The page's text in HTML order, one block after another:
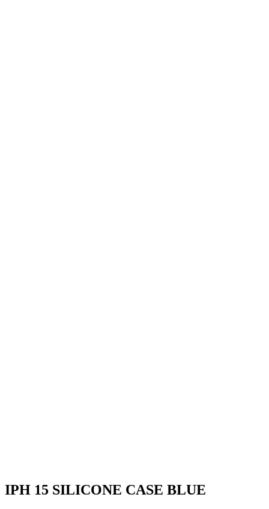
IPH 15 SILICONE CASE BLUE